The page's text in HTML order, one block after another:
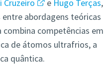
Cruzeiro e Hugo Terças,
abordagens teóricas
competências em
de átomos ultrafrios, a
quântica.